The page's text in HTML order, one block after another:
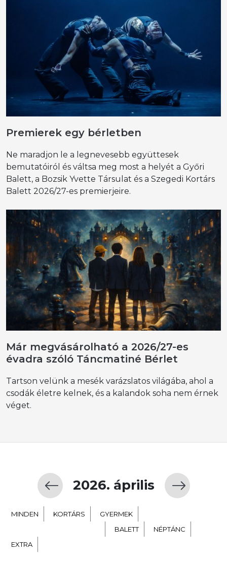
Premierek egy bérletben
Ne maradjon le a legnevesebb együttesek
bemutatóiról és váltsa meg most a helyét a Győri
Balett, a Bozsik Yvette Társulat és a Szegedi Kortárs
Balett 2026/27-es premierjeire.
Már megvásárolható a 2026/27-es
évadra szóló Táncmatiné Bérlet
Tartson velünk a mesék varázslatos világába, ahol a
csodák életre kelnek, és a kalandok soha nem érnek
véget.
2026. április
MINDEN KORTÁRS
GYERMEK
BALETT
NÉPTÁNC
EXTRA